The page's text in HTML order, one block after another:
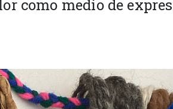
como medio de